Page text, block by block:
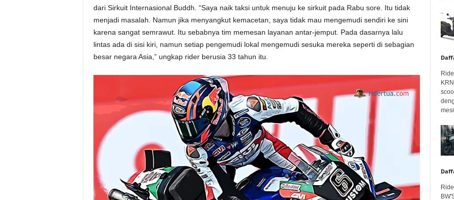
dari Sirkuit Internasional Buddh. “Saya naik taksi untuk menuju ke sirkuit pada Rabu sore. Itu tidak
menjadi masalah. Namun jika menyangkut kemacetan, saya tidak mau mengemudi sendiri ke sini
karena sangat semrawut. Itu sebabnya tim memesan layanan antar-jemput. Pada dasarnya lalu
lintas ada di sisi kiri, namun setiap pengemudi lokal mengemudi sesuka mereka seperti di sebagian
besar negara Asia,” ungkap rider berusia 33 tahun itu.